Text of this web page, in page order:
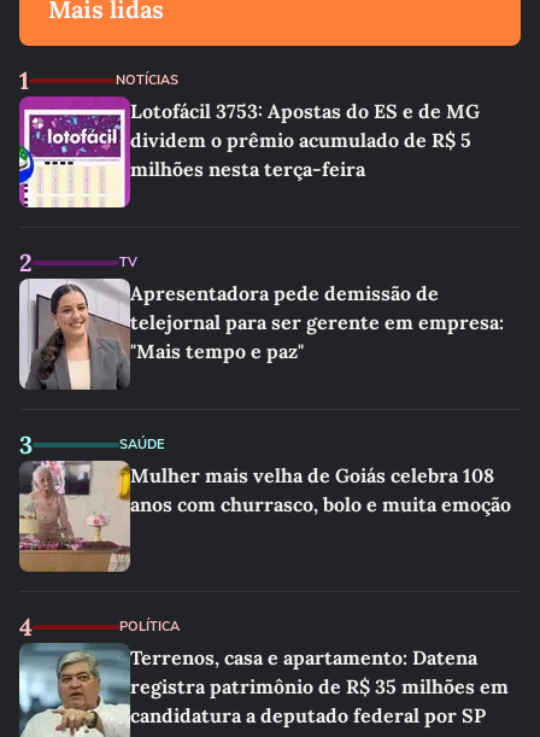
Mais lidas
1 NOTÍCIAS
Lotofácil 3753: Apostas do ES e de MG
dividem o prêmio acumulado de R$ 5
milhões nesta terça-feira
2 TV
Apresentadora pede demissão de
telejornal para ser gerente em empresa:
"Mais tempo e paz"
3 SAÚDE
Mulher mais velha de Goiás celebra 108
anos com churrasco, bolo e muita emoção
4 POLÍTICA
Terrenos, casa e apartamento: Datena
registra patrimônio de R$ 35 milhões em
candidatura a deputado federal por SP